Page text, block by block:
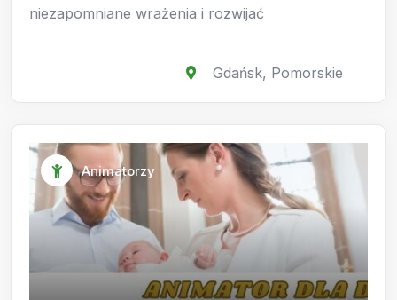
niezapomniane wrażenia i rozwijać
Gdańsk, Pomorskie
Animatorzy